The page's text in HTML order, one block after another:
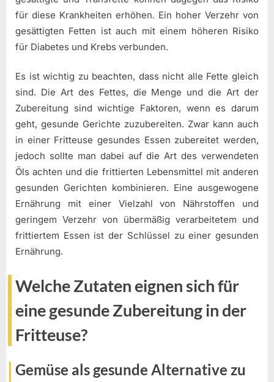
für diese Krankheiten erhöhen. Ein hoher Verzehr von
gesättigten Fetten ist auch mit einem höheren Risiko
für Diabetes und Krebs verbunden.
Es ist wichtig zu beachten, dass nicht alle Fette gleich
sind. Die Art des Fettes, die Menge und die Art der
Zubereitung sind wichtige Faktoren, wenn es darum
geht, gesunde Gerichte zuzubereiten. Zwar kann auch
in einer Fritteuse gesundes Essen zubereitet werden,
jedoch sollte man dabei auf die Art des verwendeten
Öls achten und die frittierten Lebensmittel mit anderen
gesunden Gerichten kombinieren. Eine ausgewogene
Ernährung mit einer Vielzahl von Nährstoffen und
geringem Verzehr von übermäßig verarbeitetem und
frittiertem Essen ist der Schlüssel zu einer gesunden
Ernährung.
Welche Zutaten eignen sich für
eine gesunde Zubereitung in der
Fritteuse?
Gemüse als gesunde Alternative zu